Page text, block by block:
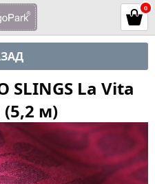
0
SLINGS La Vita
(5,2 м)